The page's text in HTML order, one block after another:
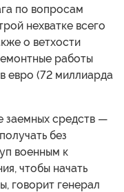
по вопросам
нехватке всего
о ветхости
работы
евро (72 миллиарда
заемных средств —
без
военным к
чтобы начать
говорит генерал